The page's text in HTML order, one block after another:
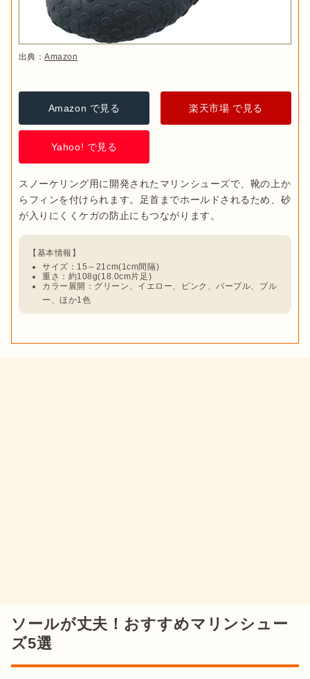
出典：Amazon
Amazon で見る 楽天市場 で見る
Yahoo! で見る
スノーケリング用に開発されたマリンシューズで、靴の上か
らフィンを付けられます。足首までホールドされるため、砂
サイズ：15～21cm(1cm間隔)
重さ：約108g(18.0cm片足)
カラー展開：グリーン、イエロー、ピンク、パープル、ブル
ー、ほか1色
ソールが丈夫！おすすめマリンシュー
ズ5選